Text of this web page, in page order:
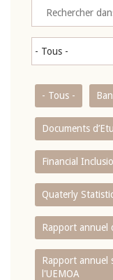
- Tous -
Documents
Financial
Quaterly
Rapport annuel
Rapport annuel
l'UEMOA